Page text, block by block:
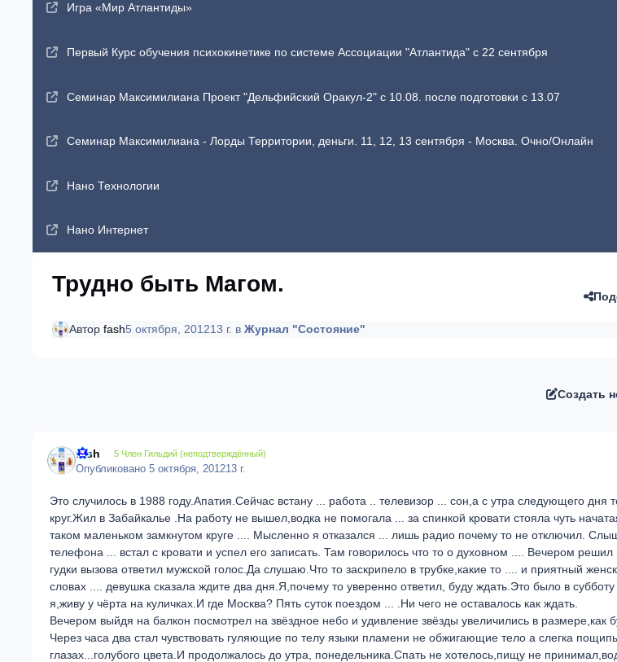
Игра «Мир Атлантиды»
Первый Курс обучения психокинетике по системе Ассоциации "Атлантида" с 22 сентября
Семинар Максимилиана Проект "Дельфийский Оракул-2" с 10.08. после подготовки с 13.07
Семинар Максимилиана - Лорды Территории, деньги. 11, 12, 13 сентября - Москва. Очно/Онлайн
Нано Технологии
Нано Интернет
Трудно быть Магом.
Автор fash5 октября, 201213 г. в Журнал "Состояние"
Создать
fash 5 Член Гильдий (неподтверждённый)
Опубликовано5 октября, 201213 г.
Это случилось в 1988 году.Апатия.Сейчас встану ... работа .. телевизор ... сон,а с утра следующего дня
круг.Жил в Забайкалье .На работу не вышел,водка не помогала ... за спинкой кровати стояла чуть
таком маленьком замкнутом круге .... Мысленно я отказался ... лишь радио почему то не отключил.
телефона ... встал с кровати и успел его записать. Там говорилось что то о духовном .... Вечером
гудки вызова ответил мужской голос.Да слушаю.Что то заскрипело в трубке,какие то .... и приятный
словах .... девушка сказала ждите два дня.Я,почему то уверенно ответил, буду ждать.Это было в
я,живу у чёрта на куличках.И где Москва? Пять суток поездом ... .Ни чего не оставалось как ждать.
Вечером выйдя на балкон посмотрел на звёздное небо и удивление звёзды увеличились в размере,как
Через часа два стал чувствовать гуляющие по телу языки пламени не обжигающие тело а слегка
глазах...голубого цвета.И продолжалось до утра, понедельника.Спать не хотелось,пищу не